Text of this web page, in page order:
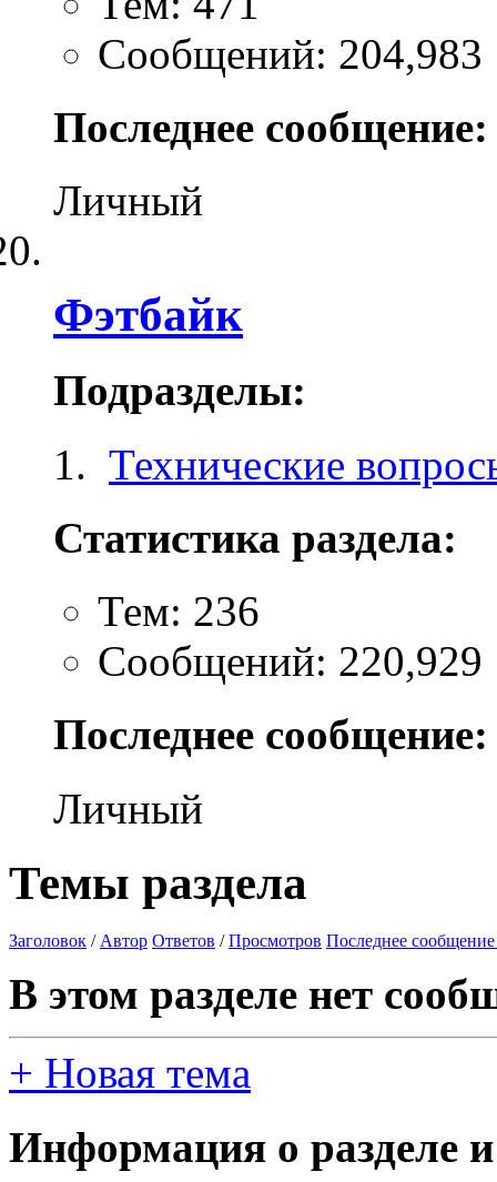
Сообщений: 204,983
Последнее сообщение:
Личный
Фэтбайк
Подразделы:
Технические
Статистика раздела:
Тем: 236
Сообщений: 220,929
Последнее сообщение:
Личный
Темы раздела
Заголовок /Автор Ответов /Просмотров Последнее сообщение
В этом разделе нет
+ Новая тема
Информация о разделе